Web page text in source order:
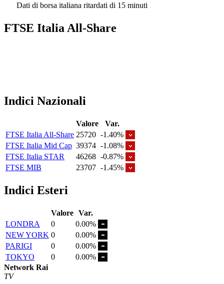
Dati di borsa italiana ritardati di 15 minuti
FTSE Italia All-Share
Indici Nazionali
Valore
Var.
FTSE Italia All-Share 25720 -1.40%
FTSE Italia Mid Cap 39374 -1.08%
FTSE Italia STAR
46268 -0.87%
FTSE MIB
23707 -1.45%
Indici Esteri
Valore Var.
LONDRA
0
0.00%
NEW YORK 0
0.00%
PARIGI
0
0.00%
TOKYO
0
0.00%
Network Rai
TV